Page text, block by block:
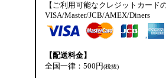
【ご利用可能なクレジットカード
VISA/Master/JCB/AMEX/Diners
【配送料金】
全国一律：500円(税抜)